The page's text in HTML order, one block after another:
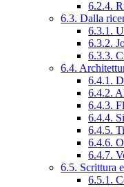
6.2.4.
6.3. Dalla
6.3.1.
6.3.2.
6.3.3.
6.4.
6.4.1.
6.4.2.
6.4.3.
6.4.4.
6.4.5.
6.4.6.
6.4.7.
6.5. Scrittura
6.5.1.